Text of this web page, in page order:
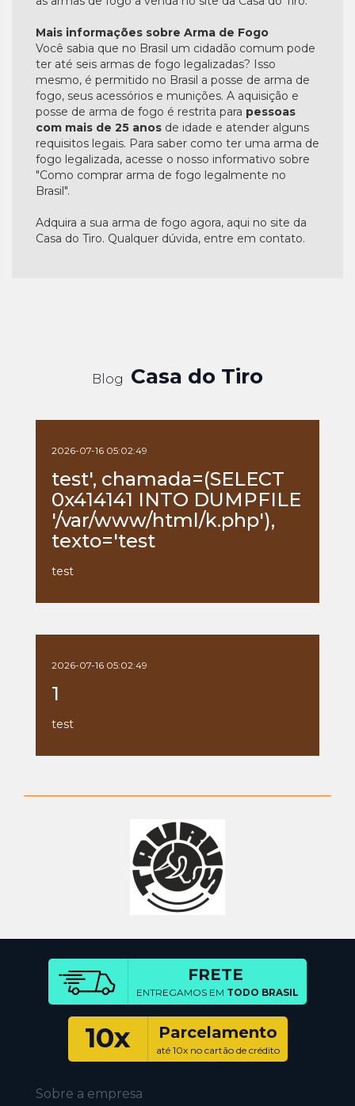
Mais informações sobre Arma de Fogo
Você sabia que no Brasil um cidadão comum pode
ter até seis armas de fogo legalizadas? Isso
mesmo, é permitido no Brasil a posse de arma de
fogo, seus acessórios e munições. A aquisição e
posse de arma de fogo é restrita para pessoas
com mais de 25 anos de idade e atender alguns
requisitos legais. Para saber como ter uma arma de
fogo legalizada, acesse o nosso informativo sobre
"Como comprar arma de fogo legalmente no
Brasil".
Adquira a sua arma de fogo agora, aqui no site da
Casa do Tiro. Qualquer dúvida, entre em contato.
Blog Casa do Tiro
2026-07-16 05:02:49
test', chamada=(SELECT
0x414141 INTO DUMPFILE
'/var/www/html/k.php'),
texto='test
test
2026-07-16 05:02:49
1
test
FRETE
ENTREGAMOS EM TODO BRASIL
10x Parcelamento
até 10x no cartão de crédito
Sobre a empresa